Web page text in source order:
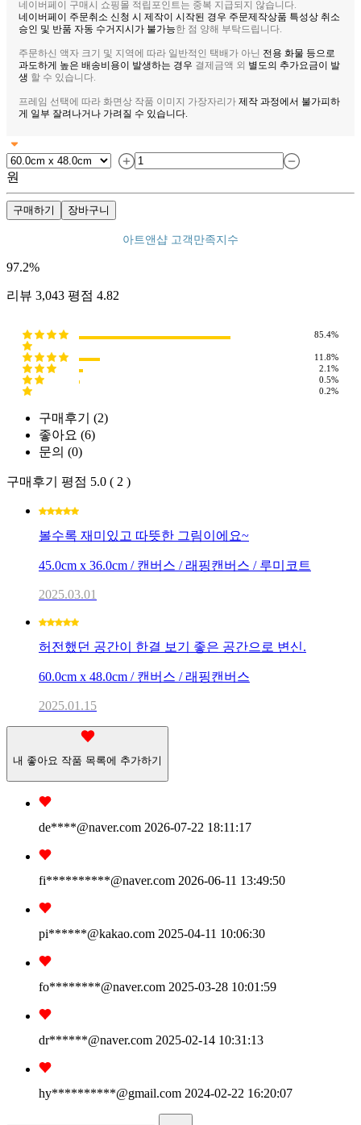
네이버페이 구매시 쇼핑몰 적립포인트는 중복 지급되지 않습니다.
네이버페이 주문취소 신청 시 제작이 시작된 경우 주문제작상품 특성상 취소
승인 및 반품 자동 수거지시가 불가능한 점 양해 부탁드립니다.
주문하신 액자 크기 및 지역에 따라 일반적인 택배가 아닌 전용 화물 등으로
과도하게 높은 배송비용이 발생하는 경우 결제금액 외 별도의 추가요금이 발
생 할 수 있습니다.
프레임 선택에 따라 화면상 작품 이미지 가장자리가 제작 과정에서 불가피하
게 일부 잘려나거나 가려질 수 있습니다.
원
구매하기 장바구니
아트앤샵 고객만족지수
97.2%
리뷰 3,043 평점 4.82
85.4%
11.8%
2.1%
0.5%
0.2%
구매후기 (2)
좋아요 (6)
문의 (0)
구매후기 평점 5.0 ( 2 )
볼수록 재미있고 따뜻한 그림이에요~
45.0cm x 36.0cm / 캔버스 / 래핑캔버스 / 루미코트
2025.03.01
허전했던 공간이 한결 보기 좋은 공간으로 변신.
60.0cm x 48.0cm / 캔버스 / 래핑캔버스
2025.01.15
내 좋아요 작품 목록에 추가하기
de****@naver.com 2026-07-22 18:11:17
fi**********@naver.com 2026-06-11 13:49:50
pi******@kakao.com 2025-04-11 10:06:30
fo********@naver.com 2025-03-28 10:01:59
dr******@naver.com 2025-02-14 10:31:13
hy**********@gmail.com 2024-02-22 16:20:07